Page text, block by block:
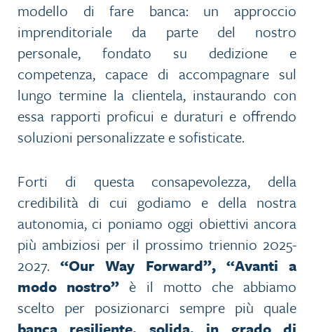
modello di fare banca: un approccio
imprenditoriale da parte del nostro
personale, fondato su dedizione e
competenza, capace di accompagnare sul
lungo termine la clientela, instaurando con
essa rapporti proficui e duraturi e offrendo
soluzioni personalizzate e sofisticate.
Forti di questa consapevolezza, della
credibilità di cui godiamo e della nostra
autonomia, ci poniamo oggi obiettivi ancora
più ambiziosi per il prossimo triennio 2025-
2027.“Our Way Forward”, “Avanti a
modo nostro” è il motto che abbiamo
scelto per posizionarci sempre più quale